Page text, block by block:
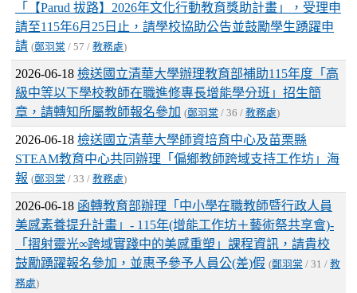
「【Parud 拔路】2026年文化行動教育獎助計畫」，受理申
請至115年6月25日止，請學校協助公告並鼓勵學生踴躍申
請 (鄭羽棠 / 57 / 教務處)
2026-06-18 檢送國立清華大學辦理教育部補助115年度「高
級中等以下學校教師在職進修專長增能學分班」招生簡
章，請轉知所屬教師報名參加 (鄭羽棠 / 36 / 教務處)
2026-06-18 檢送國立清華大學師資培育中心及苗栗縣
STEAM教育中心共同辦理「偏鄉教師跨域支持工作坊」海
報 (鄭羽棠 / 33 / 教務處)
2026-06-18 函轉教育部辦理「中小學在職教師暨行政人員
美感素養提升計畫」- 115年(增能工作坊＋藝術祭共享會)-
「摺射靈光∞跨域實踐中的美感重塑」課程資訊，請貴校
鼓勵踴躍報名參加，並惠予參予人員公(差)假 (鄭羽棠 / 31 / 教
務處)